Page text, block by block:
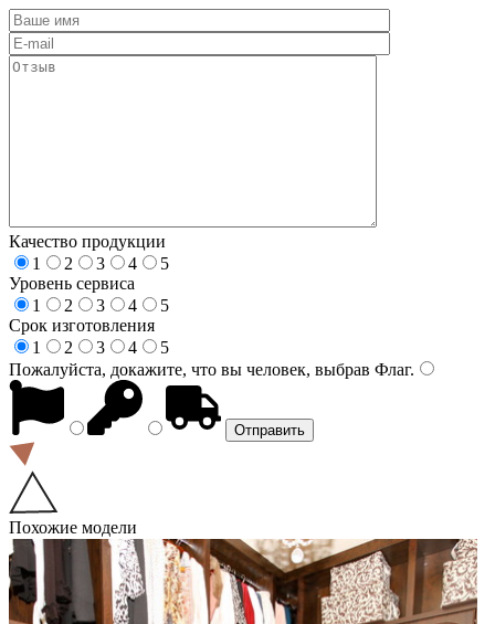
Качество продукции
1
2 3 4
5
Уровень сервиса
1
2 3 4
5
Срок изготовления
1
2 3 4
5
Пожалуйста, докажите, что вы человек, выбрав Флаг.
Похожие модели